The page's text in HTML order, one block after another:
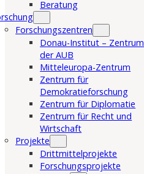
Beratung
Forschungszentren
Donau-Institut – Zentrum
der AUB
Mitteleuropa-Zentrum
Zentrum für
Demokratieforschung
Zentrum für Diplomatie
Zentrum für Recht und
Wirtschaft
Projekte
Drittmittelprojekte
Forschungsprojekte